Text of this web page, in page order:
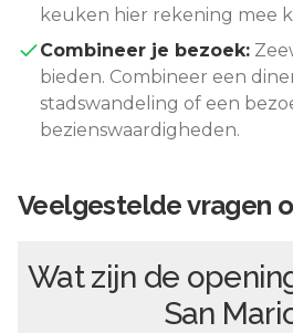
keuken hier rekening mee
Combineer je bezoek:
bieden. Combineer een
stadswandeling of een
bezienswaardigheden.
Veelgestelde vragen
Wat zijn de
San